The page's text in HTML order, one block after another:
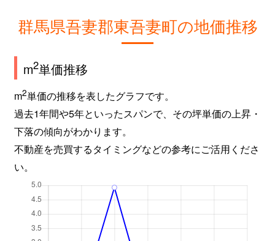
群馬県吾妻郡東吾妻町の地価推移
m2単価推移
m2単価の推移を表したグラフです。
過去1年間や5年といったスパンで、その坪単価の上昇・
下落の傾向がわかります。
不動産を売買するタイミングなどの参考にご活用くださ
い。